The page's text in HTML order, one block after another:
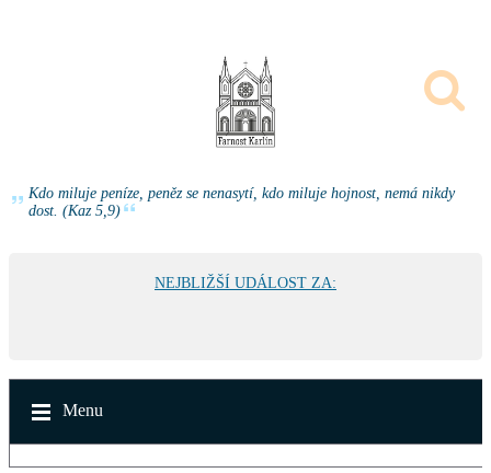
Kdo miluje peníze, peněz se nenasytí, kdo miluje hojnost, nemá nikdy
dost. (Kaz 5,9)
NEJBLIŽŠÍ UDÁLOST ZA:
Menu